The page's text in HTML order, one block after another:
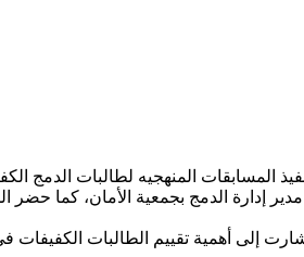
الدمج الفعال للكفيفات في المجتمع استكملت إدارة الدمج بجمعية الأمان لرعاية الكفيفات اليوم الأحد 13 مارس 2022م
إدارة الدمج بجمعية الأمان، كما حضر
إلى أهمية تقييم الطالبات